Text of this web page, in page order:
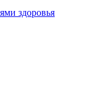
здоровья